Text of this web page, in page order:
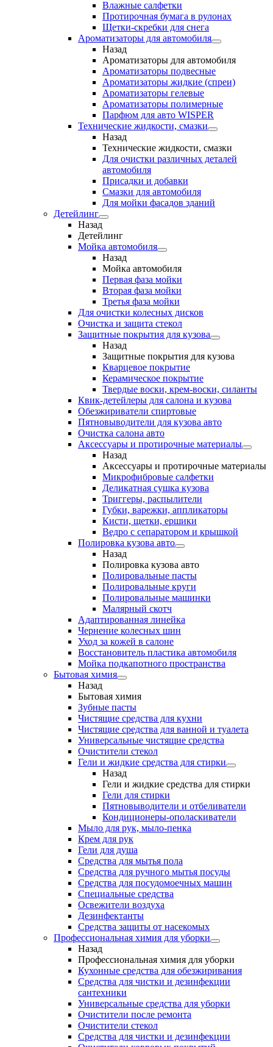
Влажные салфетки
Протирочная бумага в рулонах
Щетки-скребки для снега
Ароматизаторы для автомобиля
Назад
Ароматизаторы для автомобиля
Ароматизаторы подвесные
Ароматизаторы жидкие (спреи)
Ароматизаторы гелевые
Ароматизаторы полимерные
Парфюм для авто WISPER
Технические жидкости, смазки
Назад
Технические жидкости, смазки
Для очистки различных деталей
автомобиля
Присадки и добавки
Смазки для автомобиля
Для мойки фасадов зданий
Детейлинг
Назад
Детейлинг
Мойка автомобиля
Назад
Мойка автомобиля
Первая фаза мойки
Вторая фаза мойки
Третья фаза мойки
Для очистки колесных дисков
Очистка и защита стекол
Защитные покрытия для кузова
Назад
Защитные покрытия для кузова
Кварцевое покрытие
Керамическое покрытие
Твердые воски, крем-воски, силанты
Квик-детейлеры для салона и кузова
Обезжириватели спиртовые
Пятновыводители для кузова авто
Очистка салона авто
Аксессуары и протирочные материалы
Назад
Аксессуары и протирочные материалы
Микрофибровые салфетки
Деликатная сушка кузова
Триггеры, распылители
Губки, варежки, аппликаторы
Кисти, щетки, ершики
Ведро с сепаратором и крышкой
Полировка кузова авто
Назад
Полировка кузова авто
Полировальные пасты
Полировальные круги
Полировальные машинки
Малярный cкотч
Адаптированная линейка
Чернение колесных шин
Уход за кожей в салоне
Восстановитель пластика автомобиля
Мойка подкапотного пространства
Бытовая химия
Назад
Бытовая химия
Зубные пасты
Чистящие средства для кухни
Чистящие средства для ванной и туалета
Универсальные чистящие средства
Очистители стекол
Гели и жидкие средства для стирки
Назад
Гели и жидкие средства для стирки
Гели для стирки
Пятновыводители и отбеливатели
Кондиционеры-ополаскиватели
Мыло для рук, мыло-пенка
Крем для рук
Гели для душа
Средства для мытья пола
Средства для ручного мытья посуды
Средства для посудомоечных машин
Специальные средства
Освежители воздуха
Дезинфектанты
Средства защиты от насекомых
Профессиональная химия для уборки
Назад
Профессиональная химия для уборки
Кухонные средства для обезжиривания
Средства для чистки и дезинфекции
сантехники
Универсальные средства для уборки
Очистители после ремонта
Очистители стекол
Средства для чистки и дезинфекции